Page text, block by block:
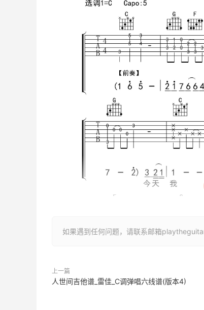
如果遇到任何问题，请联系邮箱
上一篇
人世间吉他谱_雷佳_C调弹唱六线谱(版本4)